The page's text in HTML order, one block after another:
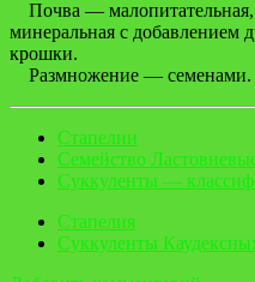
Почва — малопитательная,
минеральная с добавлением
крошки.
Размножение — семенами.
Стапелии
Семейство
Суккуленты —
Стапелия
Суккуленты